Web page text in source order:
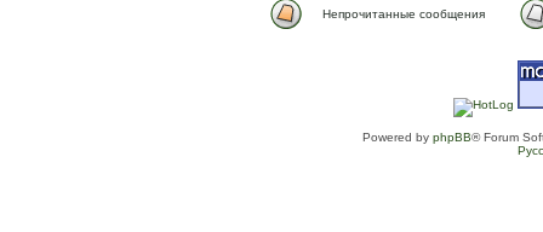
Непрочитанные сообщения
Powered by phpBB® Forum